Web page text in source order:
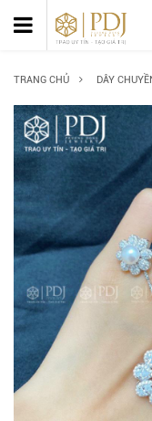
TRANG CHỦ DÂY